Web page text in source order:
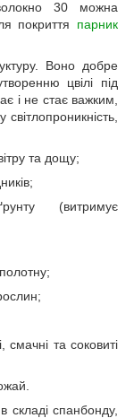
30 можна
покриття парник
Воно добре
цвілі під
і не стає важким,
та дощу;
(витримує
смачні та соковиті
складі спанбонду,